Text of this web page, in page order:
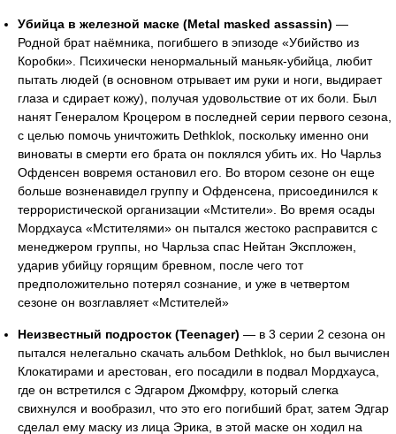
Убийца в железной маске (Metal masked assassin) —
Родной брат наёмника, погибшего в эпизоде «Убийство из
Коробки». Психически ненормальный маньяк-убийца, любит
пытать людей (в основном отрывает им руки и ноги, выдирает
глаза и сдирает кожу), получая удовольствие от их боли. Был
нанят Генералом Кроцером в последней серии первого сезона,
с целью помочь уничтожить Dethklok, поскольку именно они
виноваты в смерти его брата он поклялся убить их. Но Чарльз
Офденсен вовремя остановил его. Во втором сезоне он еще
больше возненавидел группу и Офденсена, присоединился к
террористической организации «Мстители». Во время осады
Мордхауса «Мстителями» он пытался жестоко расправится с
менеджером группы, но Чарльза спас Нейтан Экспложен,
ударив убийцу горящим бревном, после чего тот
предположительно потерял сознание, и уже в четвертом
сезоне он возглавляет «Мстителей»
Неизвестный подросток (Teenager) — в 3 серии 2 сезона он
пытался нелегально скачать альбом Dethklok, но был вычислен
Клокатирами и арестован, его посадили в подвал Мордхауса,
где он встретился с Эдгаром Джомфру, который слегка
свихнулся и вообразил, что это его погибший брат, затем Эдгар
сделал ему маску из лица Эрика, в этой маске он ходил на